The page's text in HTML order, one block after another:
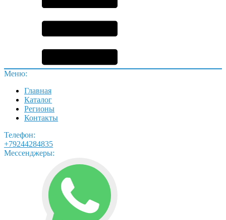
Меню:
Главная
Каталог
Регионы
Контакты
Телефон:
+79244284835
Мессенджеры: